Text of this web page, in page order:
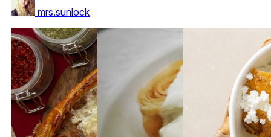
mrs.sunlock